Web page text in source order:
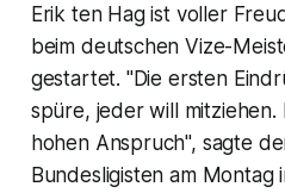
Erik ten Hag ist voller
beim deutschen Vize-
gestartet. "Die ersten
spüre, jeder will
hohen Anspruch", sagte
Bundesligisten am Montag